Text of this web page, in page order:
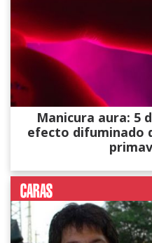
Manicura aura: 5
efecto difuminado